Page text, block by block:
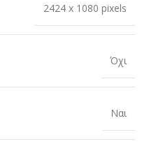
2424 x 1080 pixels
Όχι
Ναι